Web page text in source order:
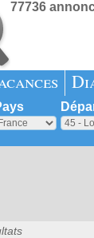
77736